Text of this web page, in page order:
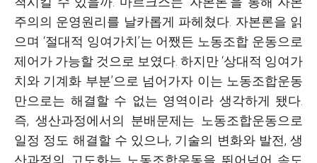
주의의 운영원리를 날카롭게 파헤쳤다. 자본론을 읽
으며 ‘절대적 잉여가치’는 어쨌든 노동조합 운동으로
제어가 가능할 것으로 보였다. 하지만 ‘상대적 잉여가
치와 기계화 부분’으로 넘어가자 이는 노동조합운동
만으로는 해결할 수 없는 영역이라 생각하게 됐다.
즉, 생산과정에서의 분배문제는 노동조합운동으로
일정 정도 해결할 수 있으나, 기술의 변화와 발전, 생
산과정의 고도화는 노동조합운동을 뛰어넘어 속도